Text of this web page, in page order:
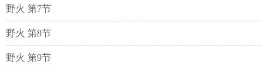
野火 第7节
野火 第8节
野火 第9节